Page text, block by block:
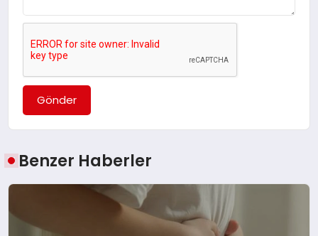
Gönder
Benzer Haberler